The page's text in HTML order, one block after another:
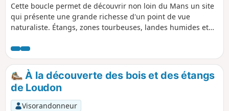
Cette boucle permet de découvrir non loin du Mans un site
qui présente une grande richesse d'un point de vue
naturaliste. Étangs, zones tourbeuses, landes humides et
paysages qui accueillent des espèces rares dans la région :
busards, faucon hobereau, autour des palombes, héron
pourpré, pour la gent ailée ; osmonde royale, hottonie des
marais ou drosera, pour le monde végétal.
À la découverte des bois et des étangs
de Loudon
Visorandonneur